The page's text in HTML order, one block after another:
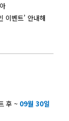
이벤트’ 안내해
후 ~ 09월 30일